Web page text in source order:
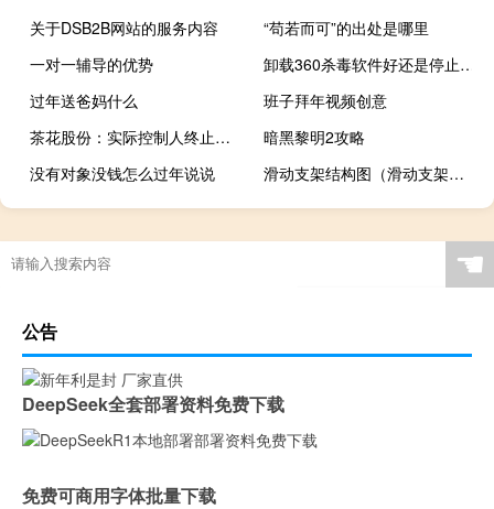
关于DSB2B网站的服务内容
“苟若而可”的出处是哪里
一对一辅导的优势
卸载360杀毒软件好还是停止运行好（怎么卸载360杀毒）
过年送爸妈什么
班子拜年视频创意
茶花股份：实际控制人终止协议转让公司部分股份
暗黑黎明2攻略
没有对象没钱怎么过年说说
滑动支架结构图（滑动支架的作用）
冬天不喝酒可以减肥吗
☚
公告
DeepSeek全套部署资料免费下载
免费可商用字体批量下载